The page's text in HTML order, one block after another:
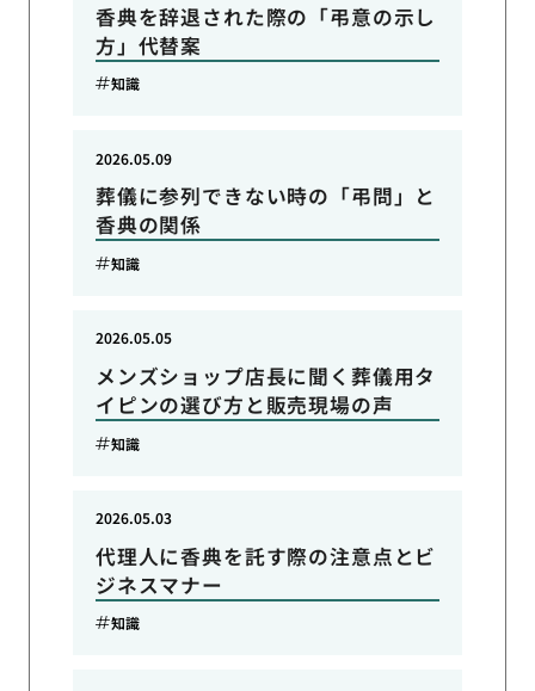
香典を辞退された際の「弔意の示し
方」代替案
知識
葬儀に参列できない時の「弔問」と
香典の関係
2026.05.09
知識
メンズショップ店長に聞く葬儀用タ
イピンの選び方と販売現場の声
2026.05.05
知識
代理人に香典を託す際の注意点とビ
ジネスマナー
2026.05.03
知識